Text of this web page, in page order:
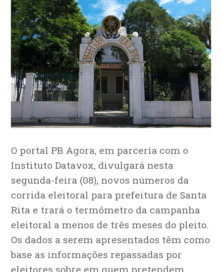
O portal PB Agora, em parceria com o
Instituto Datavox, divulgará nesta
segunda-feira (08), novos números da
corrida eleitoral para prefeitura de Santa
Rita e trará o termômetro da campanha
eleitoral a menos de três meses do pleito.
Os dados a serem apresentados têm como
base as informações repassadas por
eleitores sobre em quem pretendem